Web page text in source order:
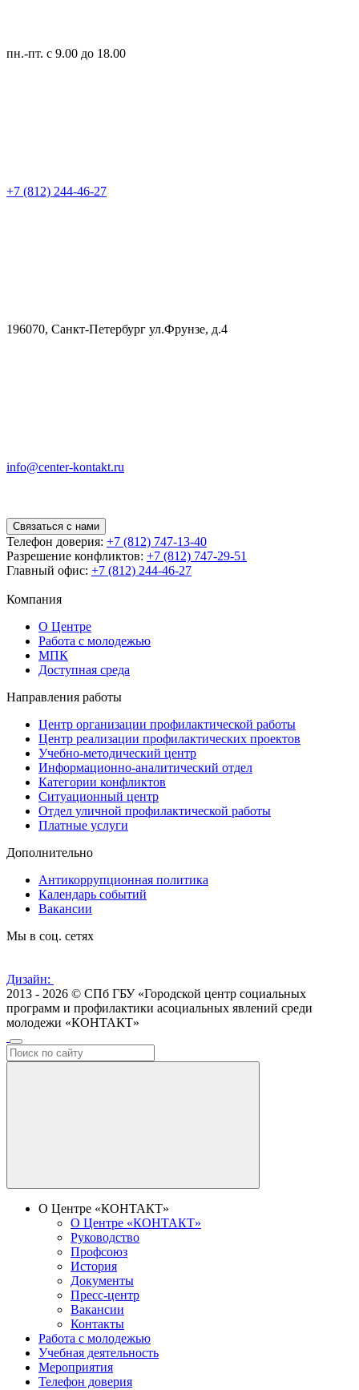
пн.-пт. с 9.00 до 18.00
+7 (812) 244-46-27
196070, Санкт-Петербург ул.Фрунзе, д.4
info@center-kontakt.ru
Связаться с нами
Телефон доверия: +7 (812) 747-13-40
Разрешение конфликтов: +7 (812) 747-29-51
Главный офис: +7 (812) 244-46-27
Компания
О Центре
Работа с молодежью
МПК
Доступная среда
Направления работы
Центр организации профилактической работы
Центр реализации профилактических проектов
Учебно-методический центр
Информационно-аналитический отдел
Категории конфликтов
Ситуационный центр
Отдел уличной профилактической работы
Платные услуги
Дополнительно
Антикоррупционная политика
Календарь событий
Вакансии
Мы в соц. сетях
Дизайн:
2013 - 2026 © СПб ГБУ «Городской центр социальных
программ и профилактики асоциальных явлений среди
молодежи «КОНТАКТ»
О Центре «КОНТАКТ»
О Центре «КОНТАКТ»
Руководство
Профсоюз
История
Документы
Пресс-центр
Вакансии
Контакты
Работа с молодежью
Учебная деятельность
Мероприятия
Телефон доверия